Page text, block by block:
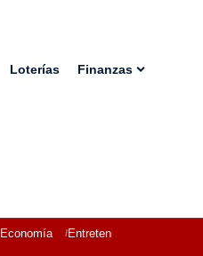
Loterías Finanzas
Economía Entretenimiento